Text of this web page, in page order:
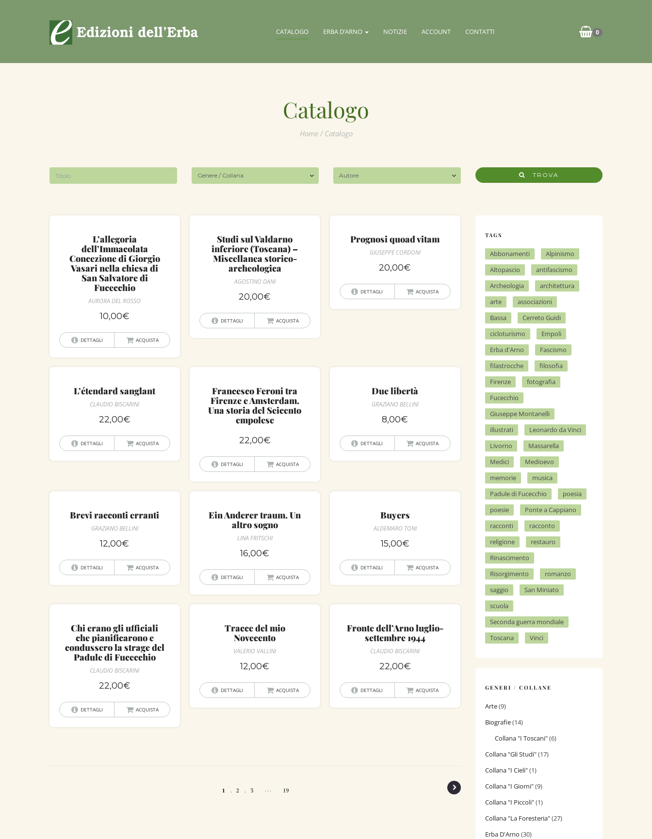
0
CATALOGO ERBA D’ARNO NOTIZIE ACCOUNT CONTATTI
Catalogo
Home/ Catalogo
TROVA
L’allegoria
dell’Immacolata
Concezione di Giorgio
Vasari nella chiesa di
San Salvatore di
Fucecchio
AURORA DEL ROSSO
10,00€
DETTAGLI ACQUISTA
Studi sul Valdarno
inferiore (Toscana) –
Miscellanea storico-
archeologica
AGOSTINO DANI
20,00€
DETTAGLI ACQUISTA
Prognosi quoad vitam
GIUSEPPE CORDONI
20,00€
DETTAGLI ACQUISTA
L’étendard sanglant
CLAUDIO BISCARINI
22,00€
DETTAGLI ACQUISTA
Francesco Feroni tra
Firenze e Amsterdam.
Una storia del Seicento
empolese
22,00€
DETTAGLI ACQUISTA
Due libertà
GRAZIANO BELLINI
8,00€
DETTAGLI ACQUISTA
Brevi racconti erranti
GRAZIANO BELLINI
12,00€
DETTAGLI ACQUISTA
Ein Anderer traum. Un
altro sogno
LINA FRITSCHI
16,00€
DETTAGLI ACQUISTA
Buyers
ALDEMARO TONI
15,00€
DETTAGLI ACQUISTA
Chi erano gli ufficiali
che pianificarono e
condussero la strage del
Padule di Fucecchio
CLAUDIO BISCARINI
22,00€
DETTAGLI ACQUISTA
Tracce del mio
Novecento
VALERIO VALLINI
12,00€
DETTAGLI ACQUISTA
Fronte dell’Arno luglio-
settembre 1944
CLAUDIO BISCARINI
22,00€
DETTAGLI ACQUISTA
1 2 3 … 19
TAGS
Abbonamenti
Alpinismo
Altopascio
antifascismo
Archeologia
architettura
arte
associazioni
Bassa
Cerreto Guidi
cicloturismo
Empoli
Erba d'Arno
Fascismo
filastrocche
filosofia
Firenze
fotografia
Fucecchio
Giuseppe Montanelli
illustrati
Leonardo da Vinci
Livorno
Massarella
Medici
Medioevo
memorie
musica
Padule di Fucecchio
poesia
poesie
Ponte a Cappiano
racconti
racconto
religione
restauro
Rinascimento
Risorgimento
romanzo
saggio
San Miniato
scuola
Seconda guerra mondiale
Toscana
Vinci
GENERI / COLLANE
Arte(9)
Biografie(14)
Collana "I Toscani"(6)
Collana "Gli Studi"(17)
Collana "I Cieli"(1)
Collana "I Giorni"(9)
Collana "I Piccoli"(1)
Collana "La Foresteria"(27)
Erba D'Arno (30)